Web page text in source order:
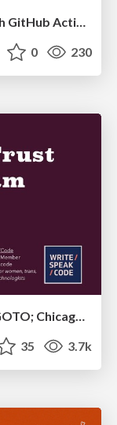
Lightning talk: Run Django tests with GitHub Actions
0 230
35 3.7k